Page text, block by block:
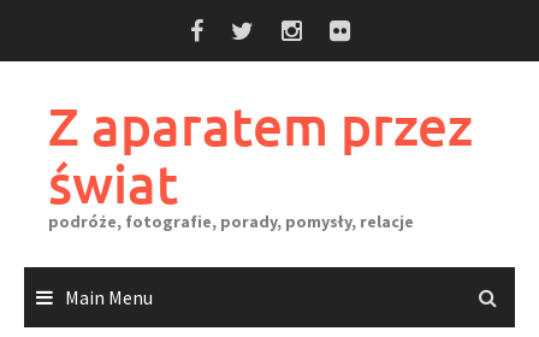
Z aparatem przez
świat
podróże, fotografie, porady, pomysły, relacje
Main Menu